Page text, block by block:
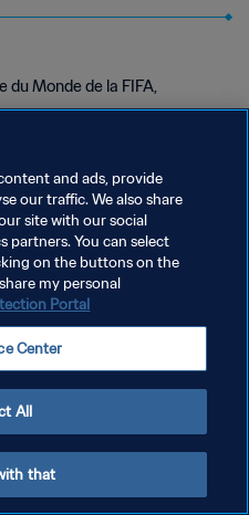
de la FIFA,
du Monde de la FIFA,
and ads, provide
our traffic. We also share
site with our social
partners. You can select
on the buttons on the
my personal
Portal
Center
All
that